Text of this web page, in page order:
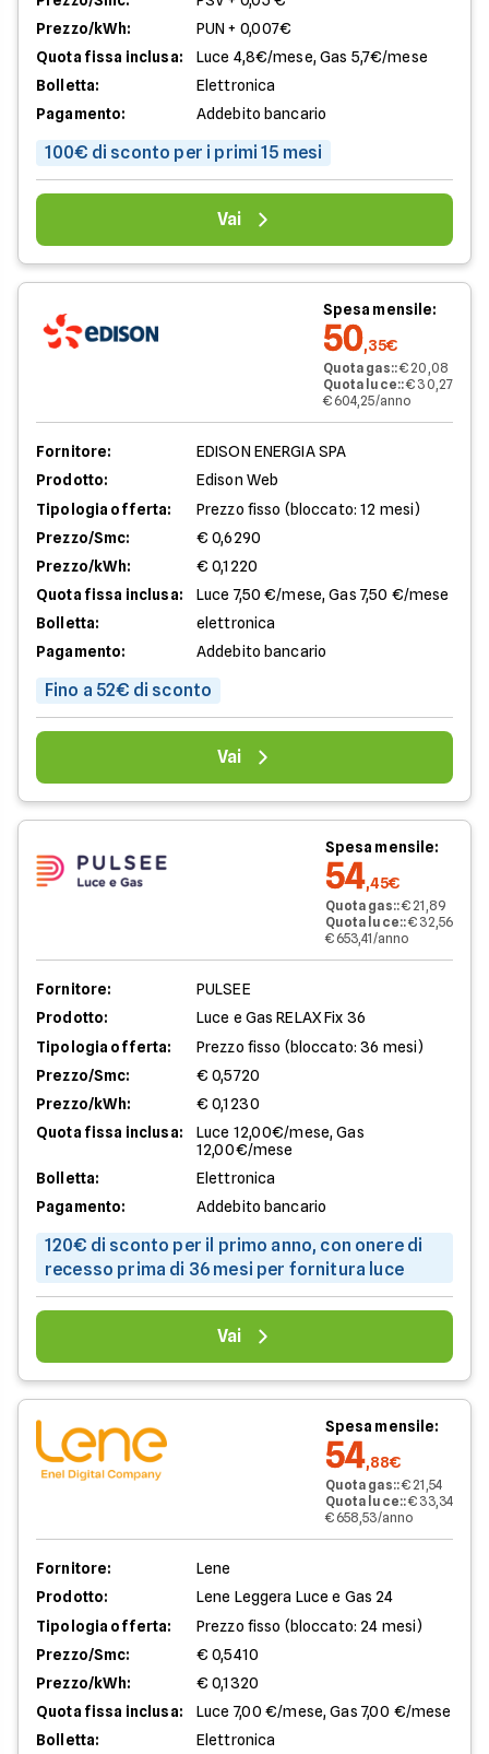
Prezzo/kWh:
PUN + 0,007€
Quota fissa inclusa:
Luce 4,8€/mese, Gas 5,7€/mese
Bolletta:
Elettronica
Pagamento:
Addebito bancario
100€ di sconto per i primi 15 mesi
Vai
Spesa mensile:
50,35€
Quota gas::€ 20,08
Quota luce::€ 30,27
€ 604,25/anno
Fornitore:
EDISON ENERGIA SPA
Prodotto:
Edison Web
Tipologia offerta:
Prezzo fisso (bloccato: 12 mesi)
Prezzo/Smc:
€ 0,6290
Prezzo/kWh:
€ 0,1220
Quota fissa inclusa:
Luce 7,50 €/mese, Gas 7,50 €/mese
Bolletta:
elettronica
Pagamento:
Addebito bancario
Fino a 52€ di sconto
Vai
Spesa mensile:
54,45€
Quota gas::€ 21,89
Quota luce::€ 32,56
€ 653,41/anno
Fornitore:
PULSEE
Prodotto:
Luce e Gas RELAX Fix 36
Tipologia offerta:
Prezzo fisso (bloccato: 36 mesi)
Prezzo/Smc:
€ 0,5720
Prezzo/kWh:
€ 0,1230
Quota fissa inclusa:
Luce 12,00€/mese, Gas
12,00€/mese
Bolletta:
Elettronica
Pagamento:
Addebito bancario
120€ di sconto per il primo anno, con onere di
recesso prima di 36 mesi per fornitura luce
Vai
Spesa mensile:
54,88€
Quota gas::€ 21,54
Quota luce::€ 33,34
€ 658,53/anno
Fornitore:
Lene
Prodotto:
Lene Leggera Luce e Gas 24
Tipologia offerta:
Prezzo fisso (bloccato: 24 mesi)
Prezzo/Smc:
€ 0,5410
Prezzo/kWh:
€ 0,1320
Quota fissa inclusa:
Luce 7,00 €/mese, Gas 7,00 €/mese
Bolletta:
Elettronica